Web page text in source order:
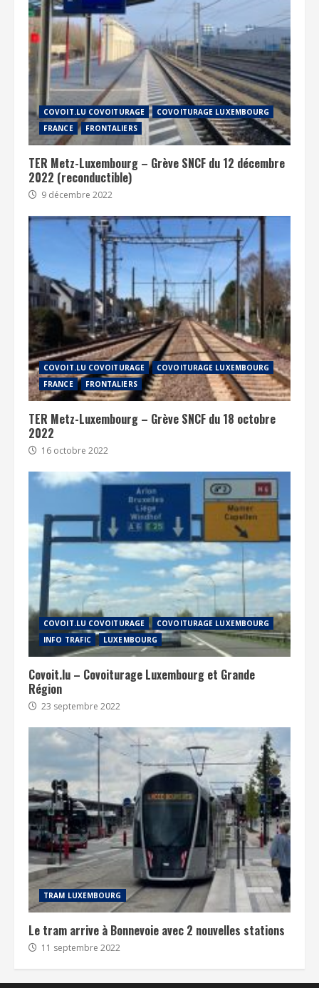
COVOIT.LU COVOITURAGE
COVOITURAGE LUXEMBOURG
FRANCE
FRONTALIERS
TER Metz-Luxembourg – Grève SNCF du 12 décembre
2022 (reconductible)
9 décembre 2022
COVOIT.LU COVOITURAGE
COVOITURAGE LUXEMBOURG
FRANCE
FRONTALIERS
TER Metz-Luxembourg – Grève SNCF du 18 octobre
2022
16 octobre 2022
COVOIT.LU COVOITURAGE
COVOITURAGE LUXEMBOURG
INFO TRAFIC
LUXEMBOURG
Covoit.lu – Covoiturage Luxembourg et Grande
Région
23 septembre 2022
TRAM LUXEMBOURG
Le tram arrive à Bonnevoie avec 2 nouvelles stations
11 septembre 2022